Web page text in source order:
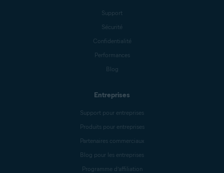
Support
Sécurité
Confidentialité
Performances
Blog
Entreprises
Support pour entreprises
Produits pour entreprises
Partenaires commerciaux
Blog pour les entreprises
Programme d’affiliation